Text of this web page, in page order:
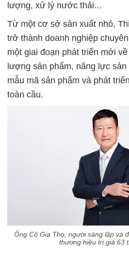
lượng, xử lý nước thải...
Từ một cơ sở sản xuất nhỏ,
trở thành doanh nghiệp
một giai đoạn phát triển mới
lượng sản phẩm, năng lực
mẫu mã sản phẩm và phát
toàn cầu.
Ông Cô Gia Thọ, người sáng lập và
thương hiệu trị giá 63